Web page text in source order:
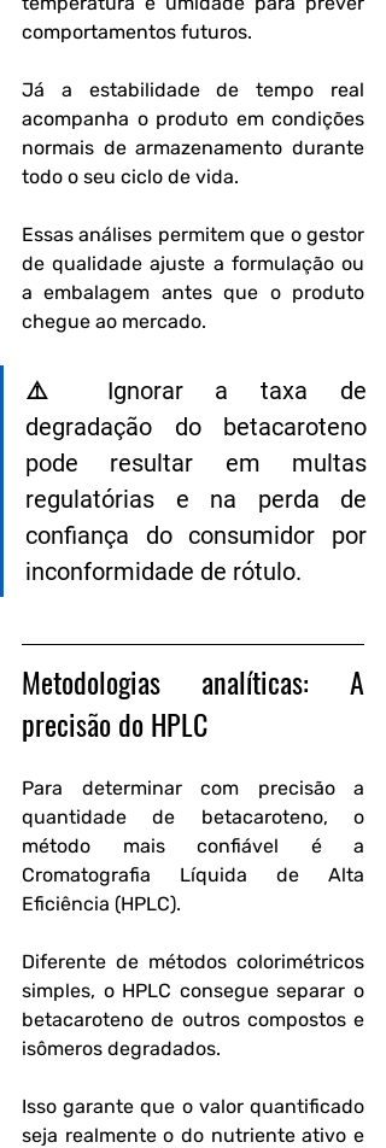
comportamentos futuros.
Já a estabilidade de tempo real
acompanha o produto em condições
normais de armazenamento durante
todo o seu ciclo de vida.
Essas análises permitem que o gestor
de qualidade ajuste a formulação ou
a embalagem antes que o produto
chegue ao mercado.
⚠️ Ignorar a taxa de
degradação do betacaroteno
pode resultar em multas
regulatórias e na perda de
confiança do consumidor por
inconformidade de rótulo.
Metodologias analíticas: A
precisão do HPLC
Para determinar com precisão a
quantidade de betacaroteno, o
método mais confiável é a
Cromatografia Líquida de Alta
Eficiência (HPLC).
Diferente de métodos colorimétricos
simples, o HPLC consegue separar o
betacaroteno de outros compostos e
isômeros degradados.
Isso garante que o valor quantificado
seja realmente o do nutriente ativo e